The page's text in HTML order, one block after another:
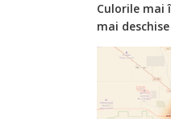
Culorile mai
mai